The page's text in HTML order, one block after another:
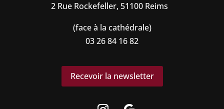
2 Rue Rockefeller, 51100 Reims
(face à la cathédrale)
03 26 84 16 82
Recevoir la newsletter